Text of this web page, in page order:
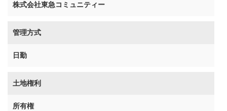
株式会社東急コミュニティー
管理方式
日勤
土地権利
所有権